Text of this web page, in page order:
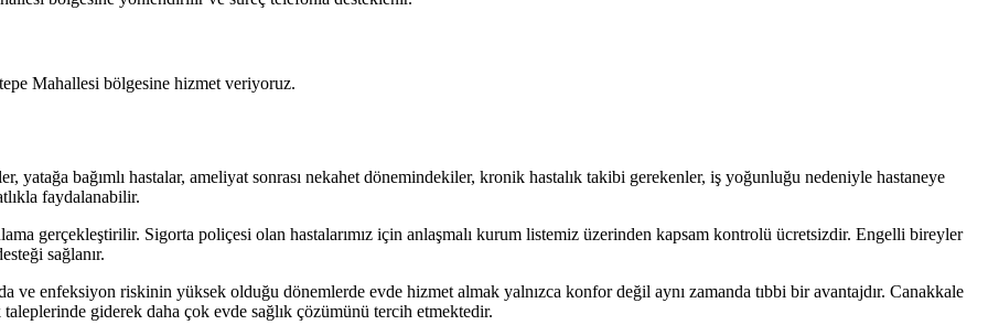
Mahallesi bölgesine hizmet veriyoruz.
yatağa bağımlı hastalar, ameliyat sonrası nekahet dönemindekiler, kronik hastalık takibi gerekenler, iş yoğunluğu nedeniyle hastaneye
faydalanabilir.
gerçekleştirilir. Sigorta poliçesi olan hastalarımız için anlaşmalı kurum listemiz üzerinden kapsam kontrolü ücretsizdir. Engelli bireyler
sağlanır.
ve enfeksiyon riskinin yüksek olduğu dönemlerde evde hizmet almak yalnızca konfor değil aynı zamanda tıbbi bir avantajdır. Canakkale
giderek daha çok evde sağlık çözümünü tercih etmektedir.